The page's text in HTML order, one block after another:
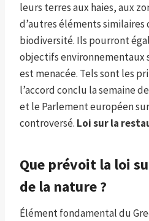
leurs terres aux haies, aux
d’autres éléments
biodiversité. Ils pourront
objectifs environnementaux
est menacée. Tels sont les
l’accord conclu la semaine
et le Parlement européen
controversé. Loi sur la
Que prévoit la loi
de la nature ?
Élément fondamental du